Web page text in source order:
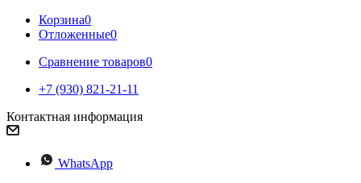
Корзина0
Отложенные0
Сравнение товаров0
+7 (930) 821-21-11
Контактная информация
WhatsApp